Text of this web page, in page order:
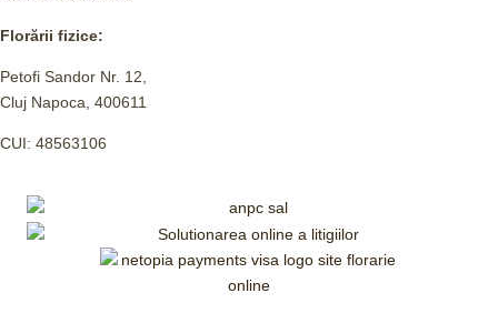
Florării fizice:
Petofi Sandor Nr. 12,
Cluj Napoca, 400611
CUI: 48563106